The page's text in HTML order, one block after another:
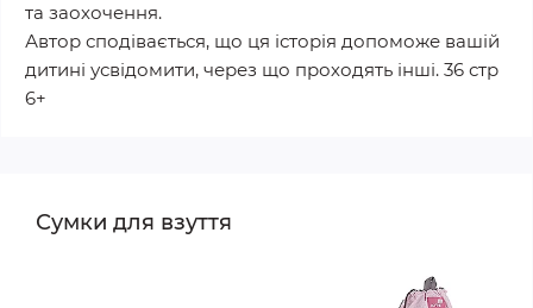
та заохочення.
Автор сподівається, що ця історія допоможе вашій
дитині усвідомити, через що проходять інші. 36 стр
6+
Сумки для взуття